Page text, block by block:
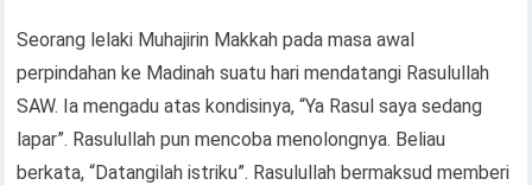
Seorang lelaki Muhajirin Makkah pada masa awal
perpindahan ke Madinah suatu hari mendatangi Rasulullah
SAW. Ia mengadu atas kondisinya, “Ya Rasul saya sedang
lapar”. Rasulullah pun mencoba menolongnya. Beliau
berkata, “Datangilah istriku”. Rasulullah bermaksud memberi